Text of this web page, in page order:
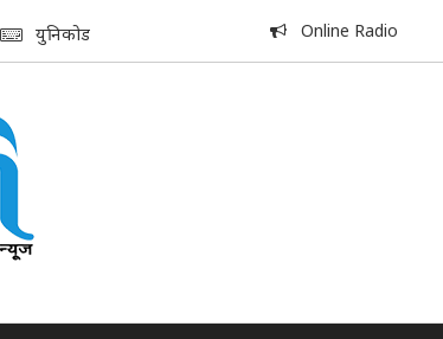
युनिकोड Online Radio